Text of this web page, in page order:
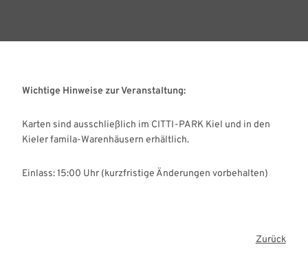
Wichtige Hinweise zur Veranstaltung:
Karten sind ausschließlich im CITTI-PARK Kiel und in den
Kieler famila-Warenhäusern erhältlich.
Einlass: 15:00 Uhr (kurzfristige Änderungen vorbehalten)
Zurück